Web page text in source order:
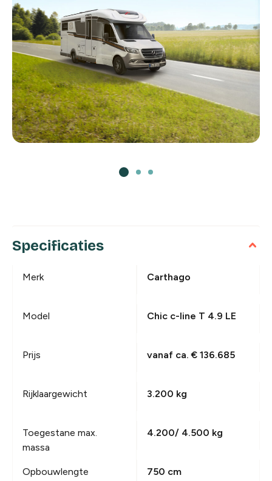
Specificaties
Merk Carthago
Model Chic c-line T 4.9 LE
Prijs vanaf ca. € 136.685
Rijklaargewicht 3.200 kg
Toegestane max.
massa
4.200/ 4.500 kg
Opbouwlengte 750 cm